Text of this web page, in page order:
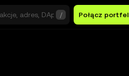
/ Połącz portfel